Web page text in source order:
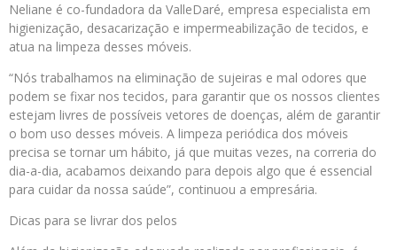
Neliane é co-fundadora da ValleDaré, empresa especialista em
higienização, desacarização e impermeabilização de tecidos, e
atua na limpeza desses móveis.
“Nós trabalhamos na eliminação de sujeiras e mal odores que
podem se fixar nos tecidos, para garantir que os nossos clientes
estejam livres de possíveis vetores de doenças, além de garantir
o bom uso desses móveis. A limpeza periódica dos móveis
precisa se tornar um hábito, já que muitas vezes, na correria do
dia-a-dia, acabamos deixando para depois algo que é essencial
para cuidar da nossa saúde”, continuou a empresária.
Dicas para se livrar dos pelos